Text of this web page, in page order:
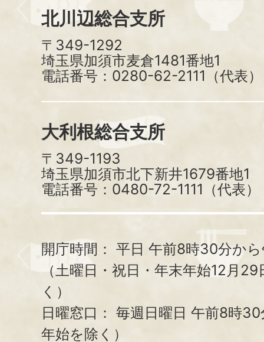
北川辺総合支所
〒349-1292
埼玉県加須市麦倉1481番地1
電話番号：0280-62-2111（代表）
大利根総合支所
〒349-1193
埼玉県加須市北下新井1679番地1
電話番号：0480-72-1111（代表）
開庁時間： 平日 午前8時30分か
（土曜日・祝日・年末年始12月
く）
日曜窓口： 毎週日曜日 午前8時
年始を除く）